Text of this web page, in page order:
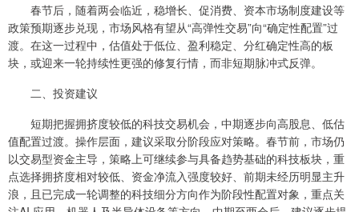
春节后，随着两会临近，稳增长、促消费、资本市场制度建设等
政策预期逐步兑现，市场风格有望从“高弹性交易”向“确定性配置”过
渡。在这一过程中，估值处于低位、盈利稳定、分红确定性高的板
块，或迎来一轮持续性更强的修复行情，而非短期脉冲式反弹。
二、投资建议
短期把握拥挤度较低的科技交易机会，中期逐步向高股息、低估
值配置过渡。操作层面，建议采取分阶段应对策略。春节前，市场仍
以交易型资金主导，策略上可继续参与具备趋势基础的科技板块，重
点选择拥挤度相对较低、资金净流入强度较好、前期未经历明显主升
浪，且已完成一轮调整的科技细分方向作为阶段性配置对象，重点关